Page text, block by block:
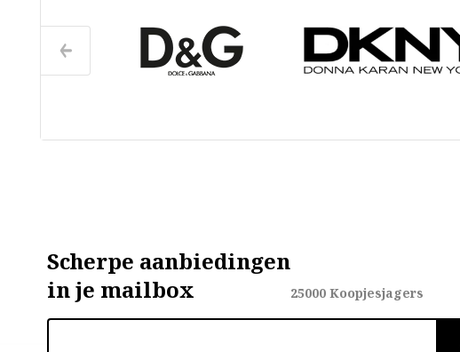
Scherpe aanbiedingen
in je mailbox
25000 Koopjesjagers